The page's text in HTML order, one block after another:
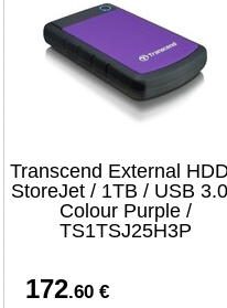
Transcend External
StoreJet / 1TB / USB
Colour Purple /
TS1TSJ25H3P
172.60 €